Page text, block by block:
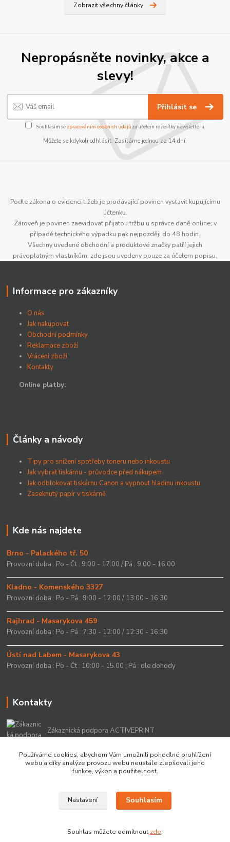
Zobrazit všechny články
Nepropásněte novinky, akce a
slevy!
Přihlásit se
Souhlasím se zpracováním osobních údajůza účelem rozesílky newsletteru.
Můžete se kdykoli odhlásit. Zasíláme jednou za 14 dní.
Podle zákona o evidenci tržeb je prodávající povinen vystavit kupujícímu
účtenku.
Zároveň je povinen zaevidovat přijatou tržbu u správce daně online; v
případě technického výpadku pak nejpozději do 48 hodin.
Všechny uvedené obchodní a produktové značky patří jejich
právoplatným vlastníkům, zde jsou uvedeny pouze za účelem popisu.
Informace pro zákazníky
O nás
Jak nakupovat
Obchodní podmínky
Reklamace zboží
Vrácení zboží
Kontakty
Online platby:
Články a návody
Tipy pro snížení spotřeby toneru nebo inkoustu
Jak vybrat tiskárnu - průvodce před nákupem
Jak odblokovat tiskárnu Canon a vypnout hladinu inkoustu
Zaseknutý papír v tiskárně
Kde nás najdete
Brno - Palackého tř. 50
Provozní doba : Po - Čt : 9:00 - 17:00 / Pá : 9:00 - 16:00
Kladno - Komenského 3327
Provozní doba : Po - Pá : 9:00 - 12:00 / 13:00 - 16:30
Rajhrad - Masarykova 459
Provozní doba : Po - Pá : 7:30 - 12:00 / 12:30 - 16:30
Ústí nad Labem - Masarykova 43
Provozní doba : Po - Čt : 10:00 - 15.00 ; Pá : dle dohody
Kontakty
Zákaznická podpora ACTIVEPRINT
+420 549 213 756
info@activeprint.cz
Copyright 2022 © ActivePrint s.r.o.
Používáme cookies, abychom Vám umožnili pohodlné prohlížení
webu a díky analýze provozu webu neustále zlepšovali jeho
funkce, výkon a použitelnost.
Nastavení Souhlasím
Souhlas můžete odmítnout zde.